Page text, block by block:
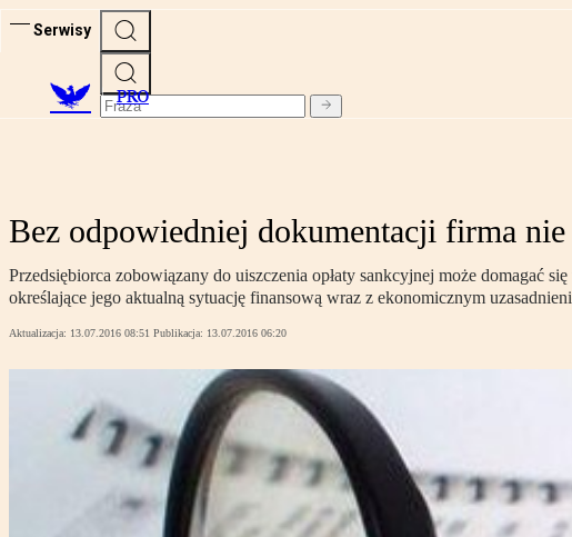
Serwisy
PRO
Bez odpowiedniej dokumentacji firma
Przedsiębiorca zobowiązany do uiszczenia opłaty sankcyjnej może domagać
określające jego aktualną sytuację finansową wraz z ekonomicznym
Aktualizacja: 13.07.2016 08:51 Publikacja: 13.07.2016 06:20